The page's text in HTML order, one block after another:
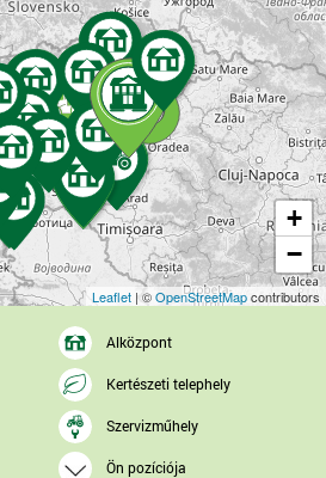
+
−
Leaflet | ©OpenStreetMapcontributors
Alközpont
Kertészeti telephely
Szervizműhely
Ön pozíciója